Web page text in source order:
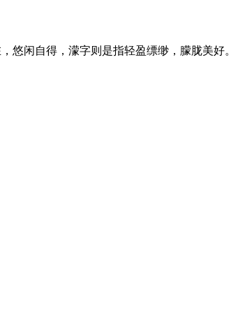
悠闲自得，濛字则是指轻盈缥缈，朦胧美